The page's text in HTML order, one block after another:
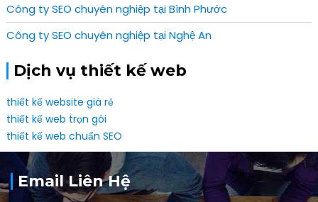
Công ty SEO chuyên nghiệp tại Bình Phước
Công ty SEO chuyên nghiệp tại Nghệ An
Dịch vụ thiết kế web
thiết kế website giá rẻ
thiết kế web trọn gói
thiết kế web chuẩn SEO
Email Liên Hệ